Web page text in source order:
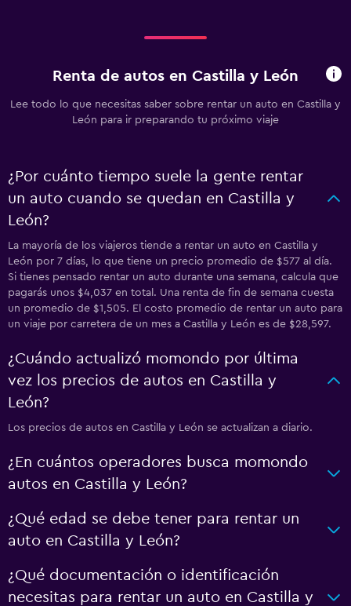
Renta de autos en Castilla y León
Lee todo lo que necesitas saber sobre rentar un auto en Castilla y
León para ir preparando tu próximo viaje
¿Por cuánto tiempo suele la gente rentar
un auto cuando se quedan en Castilla y
León?
La mayoría de los viajeros tiende a rentar un auto en Castilla y
León por 7 días, lo que tiene un precio promedio de $577 al día.
Si tienes pensado rentar un auto durante una semana, calcula que
pagarás unos $4,037 en total. Una renta de fin de semana cuesta
un promedio de $1,505. El costo promedio de rentar un auto para
un viaje por carretera de un mes a Castilla y León es de $28,597.
¿Cuándo actualizó momondo por última
vez los precios de autos en Castilla y
León?
Los precios de autos en Castilla y León se actualizan a diario.
¿En cuántos operadores busca momondo
autos en Castilla y León?
¿Qué edad se debe tener para rentar un
auto en Castilla y León?
¿Qué documentación o identificación
necesitas para rentar un auto en Castilla y